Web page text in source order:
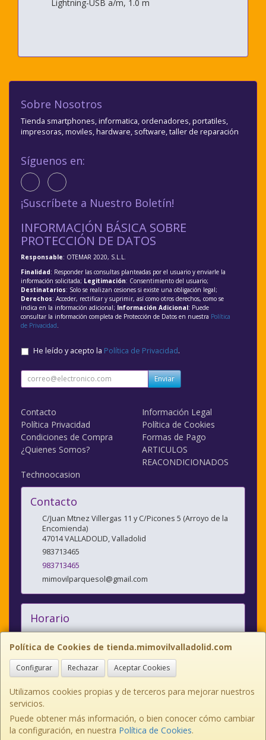
Lightning-USB a/m, 1.0 m
Política de Cookies de tienda.mimovilvalladolid.com
Configurar Rechazar Aceptar Cookies
Utilizamos cookies propias y de terceros para mejorar nuestros
servicios.
Puede obtener más información, o bien conocer cómo cambiar
la configuración, en nuestra Política de Cookies.
Sobre Nosotros
Tienda smartphones, informatica, ordenadores, portatiles,
impresoras, moviles, hardware, software, taller de reparación
Síguenos en:
¡Suscríbete a Nuestro Boletín!
INFORMACIÓN BÁSICA SOBRE
PROTECCIÓN DE DATOS
Responsable: OTEMAR 2020, S.L.L.
Finalidad: Responder las consultas planteadas por el usuario y enviarle la
información solicitada; Legitimación: Consentimiento del usuario;
Destinatarios: Solo se realizan cesiones si existe una obligación legal;
Derechos: Acceder, rectificar y suprimir, así como otros derechos, como se
indica en la información adicional; Información Adicional: Puede
consultar la información completa de Protección de Datos en nuestra Política
de Privacidad
He leído y acepto la Política de Privacidad.
Enviar
Contacto
Información Legal
Política Privacidad
Política de Cookies
Condiciones de Compra
Formas de Pago
¿Quienes Somos?
ARTICULOS
REACONDICIONADOS
Technoocasion
Contacto
C/Juan Mtnez Villergas 11 y C/Picones 5 (Arroyo de la
Encomienda)
47014VALLADOLID,Valladolid
983713465
983713465
mimovilparquesol@gmail.com
Horario
10:00/14:00 y 17:00/20:30
C/JUAN MARTINEZ VILLERGAS nº 11, 47014, Valladolid, España. - Tfno:
983713465
C/PICONES nº 5, 47195, Arroyo de la Encomienda Valladolid Tlno:
983641214